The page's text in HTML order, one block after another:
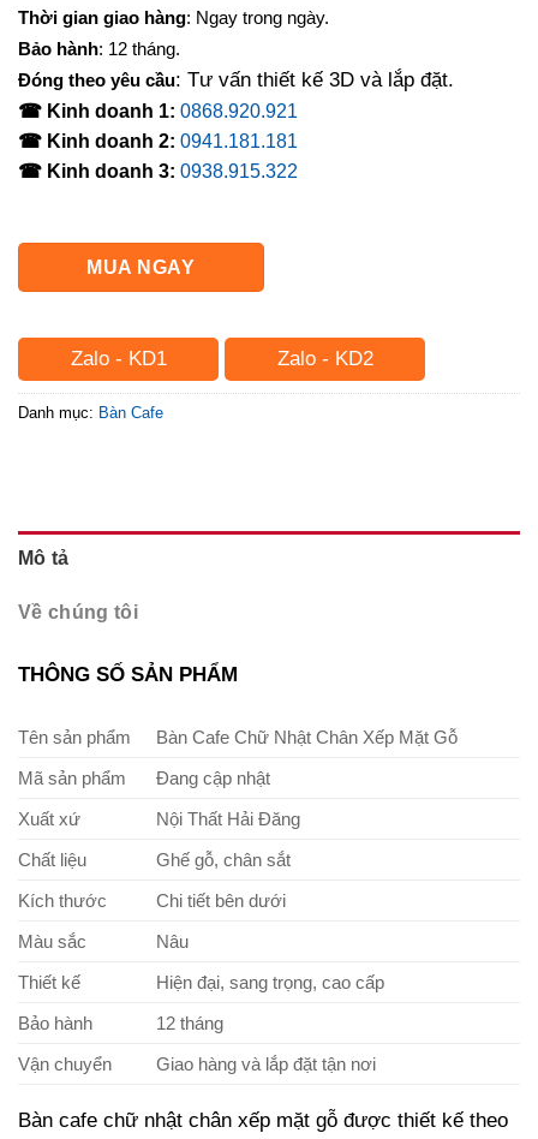
Thời gian giao hàng: Ngay trong ngày.
Bảo hành: 12 tháng.
Đóng theo yêu cầu: Tư vấn thiết kế 3D và lắp đặt.
☎ Kinh doanh 1: 0868.920.921
☎ Kinh doanh 2: 0941.181.181
☎ Kinh doanh 3: 0938.915.322
MUA NGAY
Zalo - KD1 Zalo - KD2
Danh mục: Bàn Cafe
Mô tả
Về chúng tôi
THÔNG SỐ SẢN PHẨM
Tên sản phẩm
Bàn Cafe Chữ Nhật Chân Xếp Mặt Gỗ
Mã sản phẩm
Đang cập nhật
Xuất xứ
Nội Thất Hải Đăng
Chất liệu
Ghế gỗ, chân sắt
Kích thước
Chi tiết bên dưới
Màu sắc
Nâu
Thiết kế
Hiện đại, sang trọng, cao cấp
Bảo hành
12 tháng
Vận chuyển
Giao hàng và lắp đặt tận nơi
Bàn cafe chữ nhật chân xếp mặt gỗ được thiết kế theo